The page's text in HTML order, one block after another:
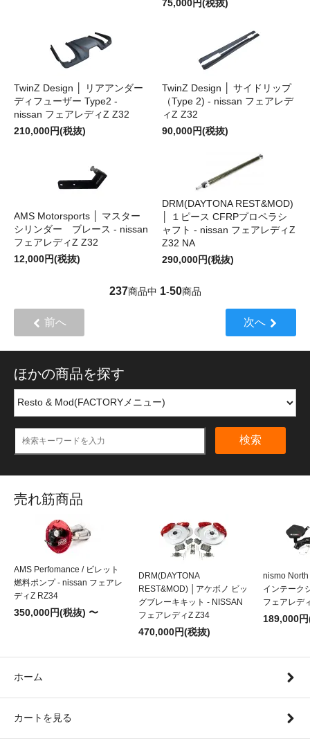
75,000円(税抜)
TwinZ Design │ リアアンダー
ディフューザー Type2 -
nissan フェアレディZ Z32
210,000円(税抜)
TwinZ Design │ サイドリップ
（Type 2) - nissan フェアレデ
ィZ Z32
90,000円(税抜)
AMS Motorsports │ マスター
シリンダー ブレース - nissan
フェアレディZ Z32
12,000円(税抜)
DRM(DAYTONA REST&MOD)
│ １ピース CFRPプロペラシ
ャフト - nissan フェアレディZ
Z32 NA
290,000円(税抜)
237商品中 1-50商品
前へ 次へ
ほかの商品を探す
検索
売れ筋商品
AMS Perfomance / ビレット
燃料ポンプ - nissan フェアレ
ディZ RZ34
350,000円(税抜) 〜
DRM(DAYTONA
REST&MOD) │アケボノ ビッ
グブレーキキット - NISSAN
フェアレディZ Z34
470,000円(税抜)
nismo
インテーク
フェアレデ
189,000
ホーム
カートを見る